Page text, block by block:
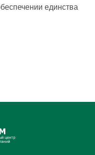
единства